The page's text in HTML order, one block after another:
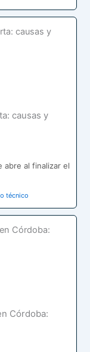
causas y
abre al finalizar el
técnico
Córdoba: